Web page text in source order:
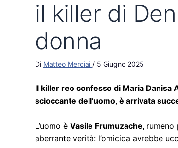
il killer di
donna
Di Matteo Merciai / 5 Giugno 2025
Il killer reo confesso di Maria Danisa
scioccante dell’uomo, è arrivata
L’uomo è Vasile Frumuzache, rumeno
aberrante verità: l’omicida avrebbe